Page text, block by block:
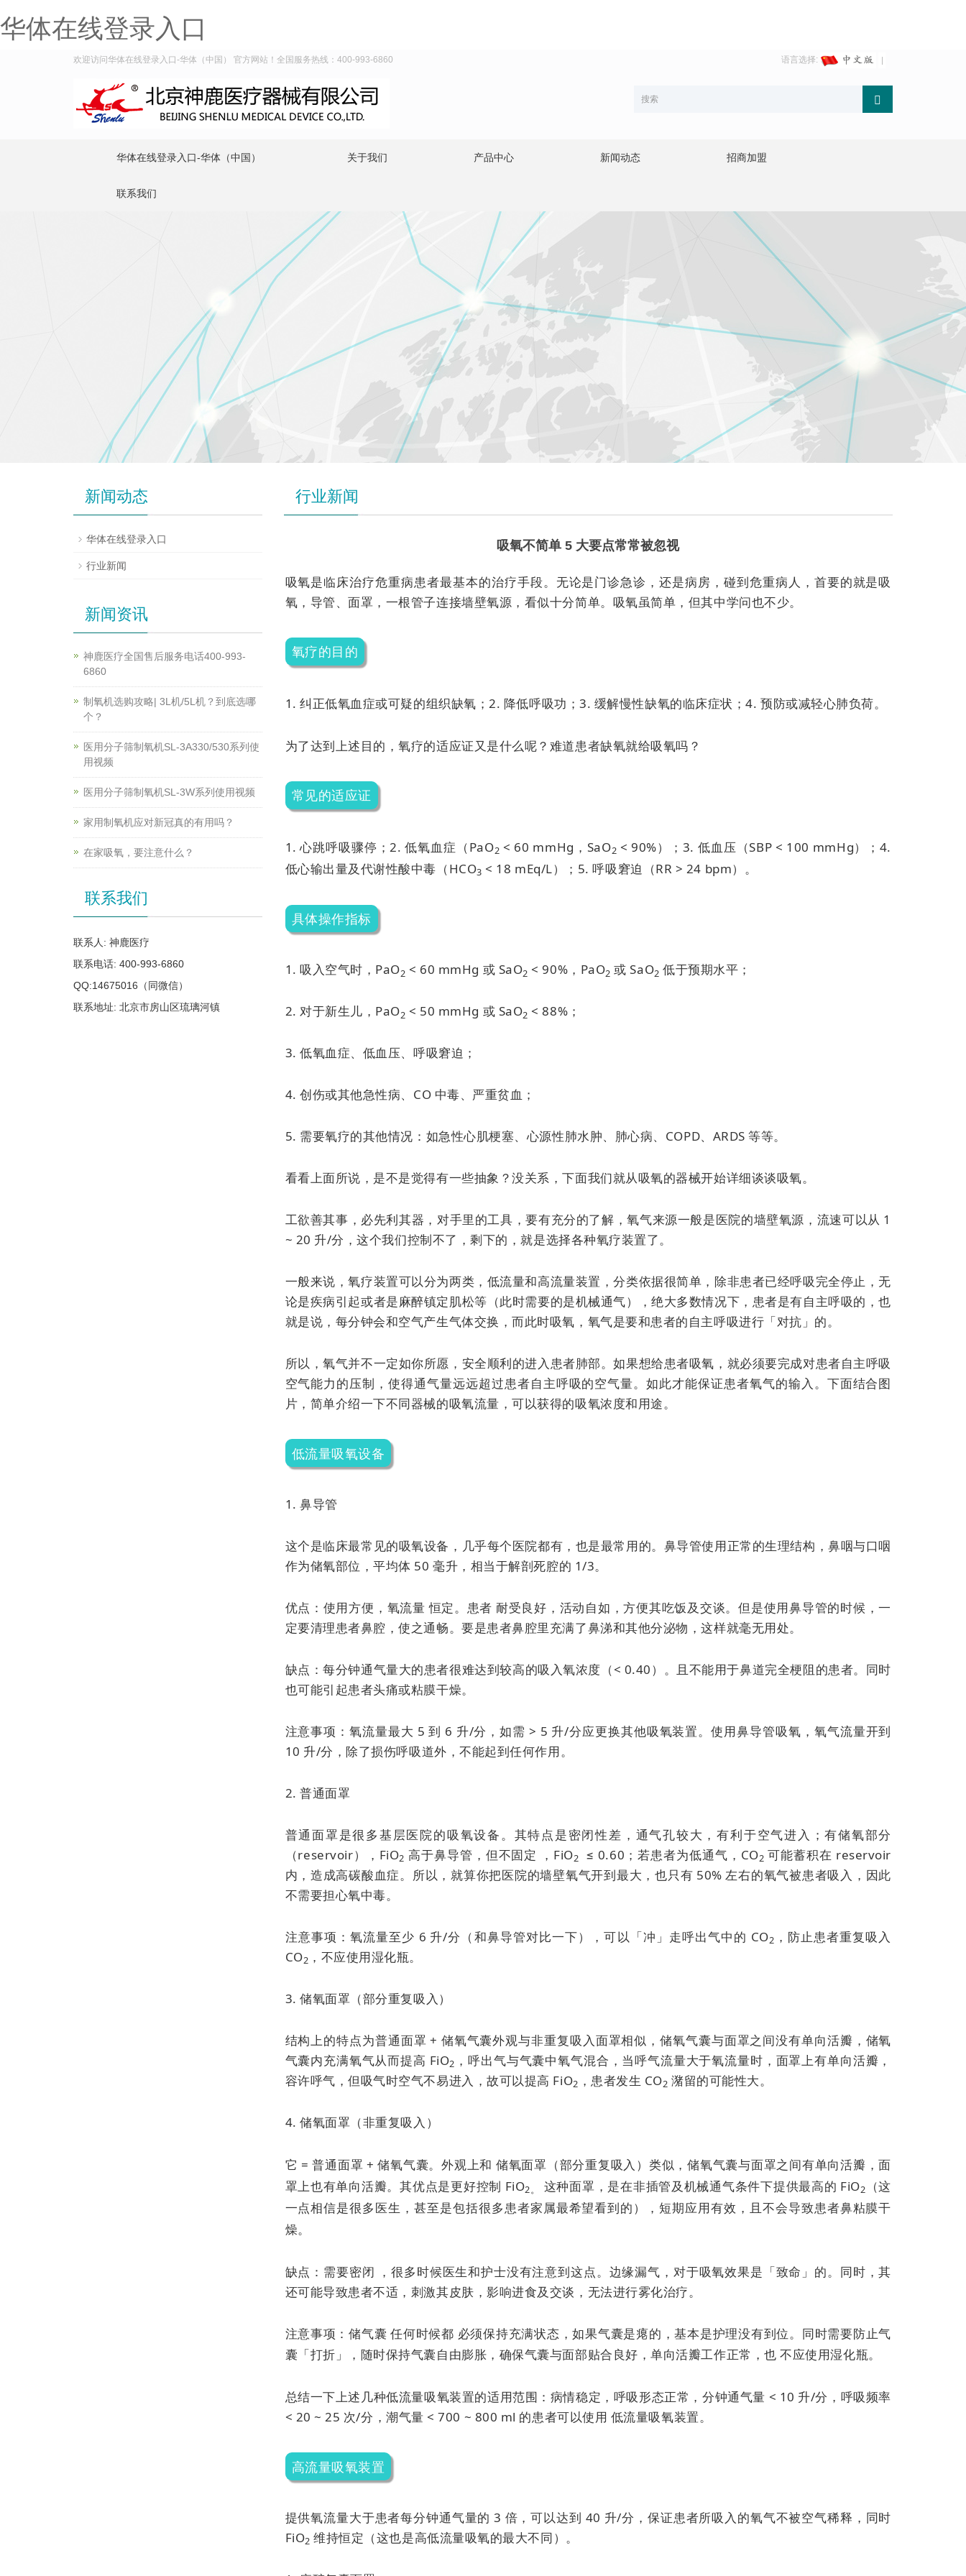
华体在线登录入口
欢迎访问华体在线登录入口-华体（中国） 官方网站！全国服务热线：400-993-6860 语言选择:
华体在线登录入口-华体（中国） 关于我们 产品中心 新闻动态 招商加盟
联系我们
行业新闻
吸氧不简单 5 大要点常常被忽视
吸氧是临床治疗危重病患者最基本的治疗手段。无论是门诊急诊，还是病房，碰到危重病人，首要的就是吸
氧，导管、面罩，一根管子连接墙壁氧源，看似十分简单。吸氧虽简单，但其中学问也不少。
氧疗的目的
1. 纠正低氧血症或可疑的组织缺氧；2. 降低呼吸功；3. 缓解慢性缺氧的临床症状；4. 预防或减轻心肺负荷。
为了达到上述目的，氧疗的适应证又是什么呢？难道患者缺氧就给吸氧吗？
常见的适应证
1. 心跳呼吸骤停； 2. 低氧血症（PaO2 < 60 mmHg，SaO2 < 90%）； 3. 低血压（SBP < 100 mmHg）； 4.
低心输出量及代谢性酸中毒（HCO3 < 18 mEq/L）； 5. 呼吸窘迫（RR > 24 bpm）。
具体操作指标
1. 吸入空气时，PaO2 < 60 mmHg 或 SaO2 < 90%，PaO2 或 SaO2 低于预期水平；
2. 对于新生儿，PaO2 < 50 mmHg 或 SaO2 < 88%；
3. 低氧血症、低血压、呼吸窘迫；
4. 创伤或其他急性病、CO 中毒、严重贫血；
5. 需要氧疗的其他情况：如急性心肌梗塞、心源性肺水肿、肺心病、COPD、ARDS 等等。
看看上面所说，是不是觉得有一些抽象？没关系，下面我们就从吸氧的器械开始详细谈谈吸氧。
工欲善其事，必先利其器，对手里的工具，要有充分的了解，氧气来源一般是医院的墙壁氧源，流速可以从 1
~ 20 升/分，这个我们控制不了，剩下的，就是选择各种氧疗装置了。
一般来说，氧疗装置可以分为两类，低流量和高流量装置，分类依据很简单，除非患者已经呼吸完全停止，无
论是疾病引起或者是麻醉镇定肌松等（此时需要的是机械通气），绝大多数情况下，患者是有自主呼吸的，也
就是说，每分钟会和空气产生气体交换，而此时吸氧，氧气是要和患者的自主呼吸进行「对抗」的。
所以，氧气并不一定如你所愿，安全顺利的进入患者肺部。如果想给患者吸氧，就必须要完成对患者自主呼吸
空气能力的压制，使得通气量远远超过患者自主呼吸的空气量。如此才能保证患者氧气的输入。下面结合图
片，简单介绍一下不同器械的吸氧流量，可以获得的吸氧浓度和用途。
低流量吸氧设备
1. 鼻导管
这个是临床最常见的吸氧设备，几乎每个医院都有，也是最常用的。 鼻导管使用正常的生理结构，鼻咽与口咽
作为储氧部位，平均体 50 毫升，相当于解剖死腔的 1/3。
优点：使用方便， 氧流量恒定。患者 耐受良好，活动自如，方便其吃饭及交谈。但是使用鼻导管的时候，一
定要清理患者鼻腔，使之通畅。要是患者鼻腔里充满了鼻涕和其他分泌物，这样就毫无用处。
缺点：每分钟通气量大的患者很难达到较高的吸入氧浓度（< 0.40）。且不能用于鼻道完全梗阻的患者。同时
也可能引起患者头痛或粘膜干燥。
注意事项：氧流量最大 5 到 6 升/分，如需 > 5 升/分应更换其他吸氧装置。使用鼻导管吸氧，氧气流量开到
10 升/分，除了损伤呼吸道外，不能起到任何作用。
2. 普通面罩
普通面罩是很多基层医院的吸氧设备。其特点是密闭性差，通气孔较大，有利于空气进入；有储氧部分
（reservoir），FiO2 高于鼻导管，但不固定 ，FiO2 ≤ 0.60；若患者为低通气，CO2 可能蓄积在 reservoir
内，造成高碳酸血症。所以，就算你把医院的墙壁氧气开到最大，也只有 50% 左右的氧气被患者吸入，因此
不需要担心氧中毒。
注意事项：氧流量至少 6 升/分（和鼻导管对比一下），可以「冲」走呼出气中的 CO2 ，防止患者重复吸入
CO2 ，不应使用湿化瓶。
3. 储氧面罩（部分重复吸入）
结构上的特点为普通面罩 + 储氧气囊外观与非重复吸入面罩相似，储氧气囊与面罩之间没有单向活瓣，储氧
气囊内充满氧气从而提高 FiO2 ，呼出气与气囊中氧气混合，当呼气流量大于氧流量时，面罩上有单向活瓣，
容许呼气，但吸气时空气不易进入，故可以提高 FiO2 ，患者发生 CO2 潴留的可能性大。
4. 储氧面罩（非重复吸入）
它 = 普通面罩 + 储氧气囊。外观上和 储氧面罩（部分重复吸入）类似，储氧气囊与面罩之间有单向活瓣，面
罩上也有单向活瓣。其优点是更好控制 FiO2。 这种面罩，是在非插管及机械通气条件下提供最高的 FiO2
（这
一点相信是很多医生，甚至是包括很多患者家属最希望看到的），短期应用有效，且不会导致患者鼻粘膜干
燥。
缺点：需要密闭 ，很多时候医生和护士没有注意到这点。边缘漏气，对于吸氧效果是「致命」的。同时，其
还可能导致患者不适，刺激其皮肤，影响进食及交谈，无法进行雾化治疗。
注意事项：储气囊任何时候都 必须保持充满状态，如果气囊是瘪的，基本是护理没有到位。同时需要防止气
囊「打折」，随时保持气囊自由膨胀，确保气囊与面部贴合良好，单向活瓣工作正常，也不应使用湿化瓶。
总结一下上述几种低流量吸氧装置的适用范围：病情稳定，呼吸形态正常，分钟通气量 < 10 升/分，呼吸频率
< 20 ~ 25 次/分，潮气量 < 700 ~ 800 ml 的患者可以使用 低流量吸氧装置。
高流量吸氧装置
提供氧流量大于患者每分钟通气量的 3 倍，可以达到 40 升/分，保证患者所吸入的氧气不被空气稀释，同时
FiO2 维持恒定（这也是高低流量吸氧的最大不同）。
新闻动态
华体在线登录入口
行业新闻
新闻资讯
神鹿医疗全国售后服务电话400-993-
6860
制氧机选购攻略| 3L机/5L机？到底选哪
个？
医用分子筛制氧机SL-3A330/530系列使
用视频
医用分子筛制氧机SL-3W系列使用视频
家用制氧机应对新冠真的有用吗？
在家吸氧，要注意什么？
联系我们
联系人: 神鹿医疗
联系电话: 400-993-6860
QQ:14675016（同微信）
联系地址: 北京市房山区琉璃河镇